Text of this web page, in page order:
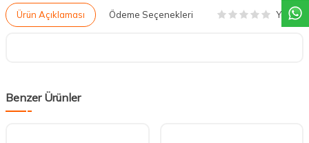
Ürün Açıklaması Ödeme Seçenekleri Yorum
Benzer Ürünler